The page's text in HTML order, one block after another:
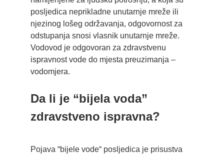
posljedica neprikladne unutarnje mreže ili
njezinog lošeg održavanja, odgovornost za
odstupanja snosi vlasnik unutarnje mreže.
Vodovod je odgovoran za zdravstvenu
ispravnost vode do mjesta preuzimanja –
vodomjera.
Da li je “bijela voda”
zdravstveno ispravna?
Pojava “bijele vode“ posljedica je prisustva